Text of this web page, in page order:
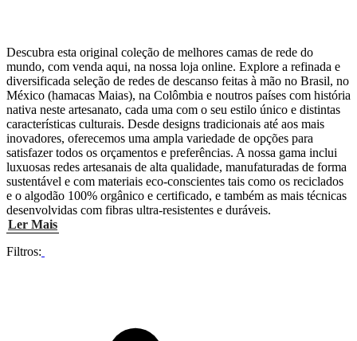
Descubra esta original coleção de melhores camas de rede do
mundo, com venda aqui, na nossa loja online. Explore a refinada e
diversificada seleção de redes de descanso feitas à mão no Brasil, no
México (hamacas Maias), na Colômbia e noutros países com história
nativa neste artesanato, cada uma com o seu estilo único e distintas
características culturais. Desde designs tradicionais até aos mais
inovadores, oferecemos uma ampla variedade de opções para
satisfazer todos os orçamentos e preferências. A nossa gama inclui
luxuosas redes artesanais de alta qualidade, manufaturadas de forma
sustentável e com materiais eco-conscientes tais como os reciclados
e o algodão 100% orgânico e certificado, e também as mais técnicas
desenvolvidas com fibras ultra-resistentes e duráveis.
Ler Mais
Filtros: